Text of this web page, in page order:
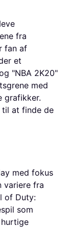
fra
fan af
et
"NBA 2K20"
med
grafikker.
til at finde de
med fokus
variere fra
of Duty:
som